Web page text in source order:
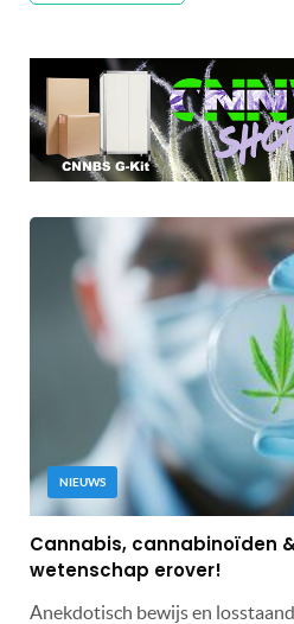
NIEUWS
Cannabis, cannabinoïden
wetenschap erover!
Anekdotisch bewijs en